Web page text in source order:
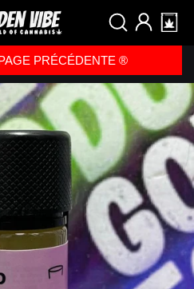
PRÉCÉDENTE ®️